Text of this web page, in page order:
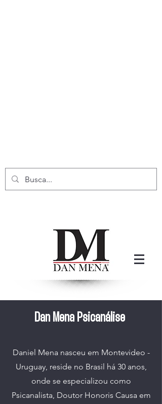
Dan Mena Psicanálise
Daniel Mena nasceu em Montevideo -
Uruguay, reside no Brasil há 30 anos,
onde se especializou como
Psicanalista, Doutor Honoris Causa em